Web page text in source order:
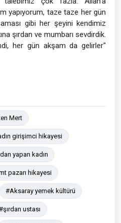
yapıyorum, taze taze her gün
gibi her şeyini kendimiz
şırdan ve mumbarı sevdirdik.
her gün akşam da gelirler"
Mert
girişimci hikayesi
yapan kadın
pazarı hikayesi
#Aksaray yemek kültürü
ustası